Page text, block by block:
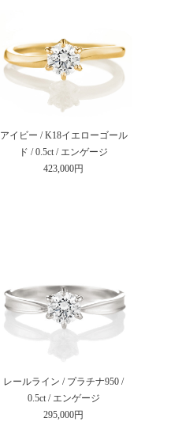
アイビー / K18イエローゴール
ド / 0.5ct / エンゲージ
423,000円
レールライン / プラチナ950 /
0.5ct / エンゲージ
295,000円